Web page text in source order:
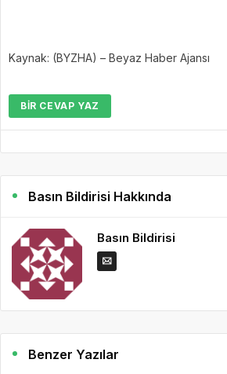
Kaynak: (BYZHA) – Beyaz Haber Ajansı
BIR CEVAP YAZ
Basın Bildirisi Hakkında
Basın Bildirisi
Benzer Yazılar